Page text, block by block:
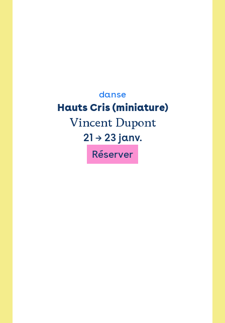
danse
Hauts Cris (miniature)
Vincent Dupont
21 → 23 janv.
Réserver